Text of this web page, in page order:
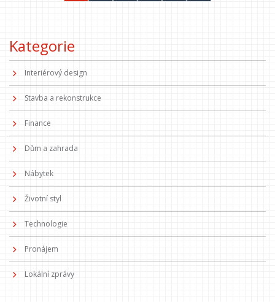
Kategorie
Interiérový design
Stavba a rekonstrukce
Finance
Dům a zahrada
Nábytek
Životní styl
Technologie
Pronájem
Lokální zprávy